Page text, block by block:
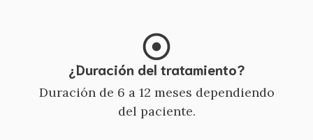
¿Duración del tratamiento?
Duración de 6 a 12 meses dependiendo
del paciente.